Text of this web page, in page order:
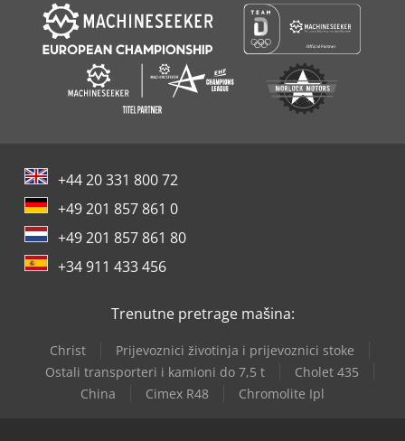
+44 20 331 800 72
+49 201 857 861 0
+49 201 857 861 80
+34 911 433 456
Trenutne pretrage mašina:
Christ
Prijevoznici životinja i prijevoznici stoke
Ostali transporteri i kamioni do 7,5 t
Cholet 435
China
Cimex R48 Chromolite Ipl